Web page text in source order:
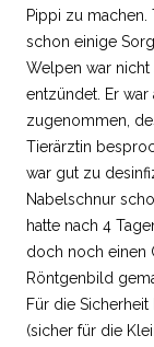
Pippi zu
schon einige
Welpen war
entzündet. Er
zugenommen,
Tierärztin
war gut zu
Nabelschnur
hatte nach 4
doch noch einen
Röntgenbild
Für die
(sicher für die